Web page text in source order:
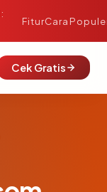
FiturCara
Cek Gratis